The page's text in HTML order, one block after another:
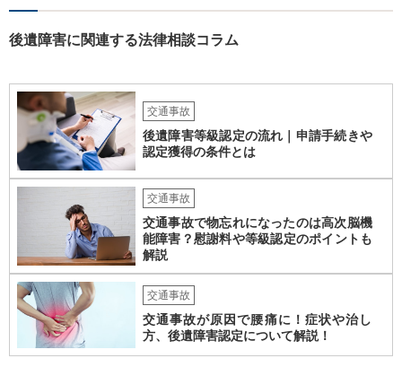
ャラクターの問題もあるので、どうすればよいのかという正解はあり
合によっては交渉を任せた方がいいかもしれません。
後遺障害に関連する法律相談コラム
交通事故
後遺障害等級認定の流れ｜申請手続きや
認定獲得の条件とは
交通事故
交通事故で物忘れになったのは高次脳機
能障害？慰謝料や等級認定のポイントも
解説
交通事故
交通事故が原因で腰痛に！症状や治し
方、後遺障害認定について解説！